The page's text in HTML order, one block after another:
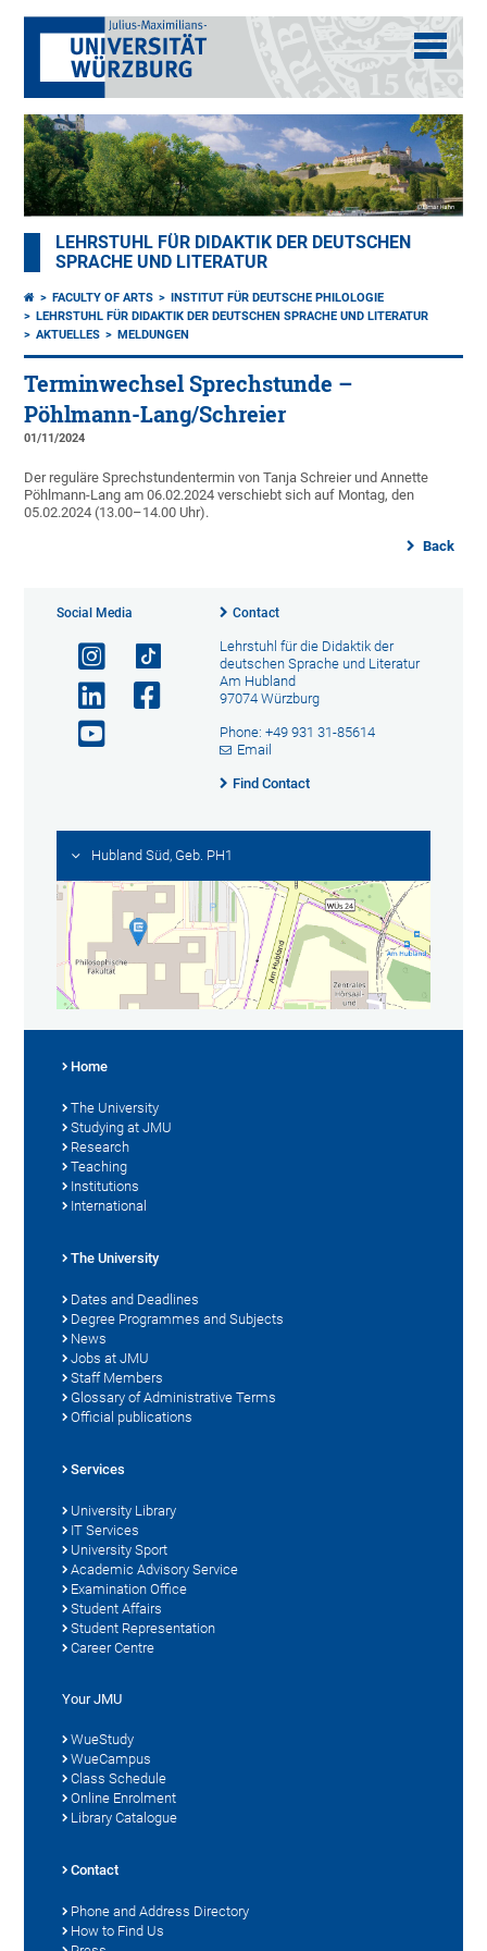
LEHRSTUHL FÜR DIDAKTIK DER DEUTSCHEN
SPRACHE UND LITERATUR
FACULTY OF ARTS
INSTITUT FÜR DEUTSCHE PHILOLOGIE
LEHRSTUHL FÜR DIDAKTIK DER DEUTSCHEN SPRACHE UND LITERATUR
AKTUELLES
MELDUNGEN
Terminwechsel Sprechstunde –
Pöhlmann-Lang/Schreier
01/11/2024
Der reguläre Sprechstundentermin von Tanja Schreier und Annette
Pöhlmann-Lang am 06.02.2024 verschiebt sich auf Montag, den
05.02.2024 (13.00–14.00 Uhr).
Back
Social Media Contact
Lehrstuhl für die Didaktik der
deutschen Sprache und Literatur
Am Hubland
97074 Würzburg
Phone: +49 931 31-85614
Email
Find Contact
Hubland Süd, Geb. PH1
Home
The University
Studying at JMU
Research
Teaching
Institutions
International
The University
Dates and Deadlines
Degree Programmes and Subjects
News
Jobs at JMU
Staff Members
Glossary of Administrative Terms
Official publications
Services
University Library
IT Services
University Sport
Academic Advisory Service
Examination Office
Student Affairs
Student Representation
Career Centre
Your JMU
WueStudy
WueCampus
Class Schedule
Online Enrolment
Library Catalogue
Contact
Phone and Address Directory
How to Find Us